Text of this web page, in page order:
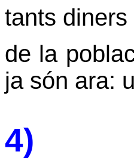
tants diners
de la
ja són ara:
4)